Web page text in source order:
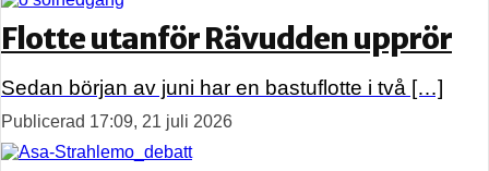
Flotte utanför Rävudden upprör
Sedan början av juni har en bastuflotte i två […]
Publicerad 17:09, 21 juli 2026